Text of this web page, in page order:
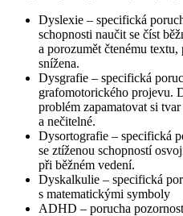
Dyslexie – specifická
schopnosti naučit se číst
a porozumět čtenému
snížena.
Dysgrafie – specifická
grafomotorického projevu.
problém zapamatovat si
a nečitelné.
Dysortografie – specifická
se ztíženou schopností
při běžném vedení.
Dyskalkulie – specifická
s matematickými symboly
ADHD – porucha